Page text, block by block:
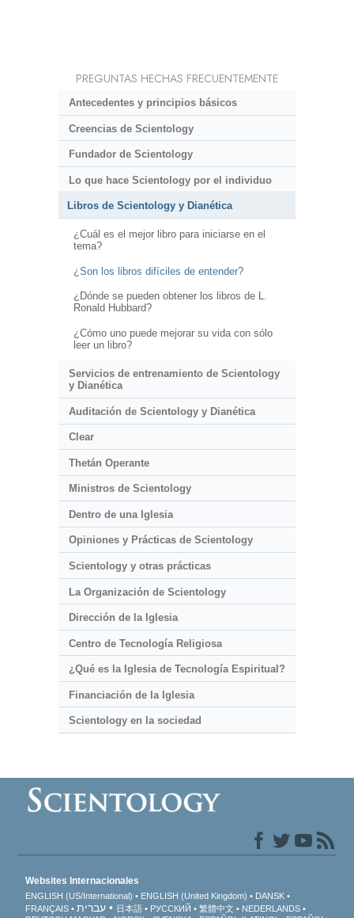
PREGUNTAS HECHAS FRECUENTEMENTE
Antecedentes y principios básicos
Creencias de Scientology
Fundador de Scientology
Lo que hace Scientology por el individuo
Libros de Scientology y Dianética
¿Cuál es el mejor libro para iniciarse en el
tema?
¿Son los libros difíciles de entender?
¿Dónde se pueden obtener los libros de L.
Ronald Hubbard?
¿Cómo uno puede mejorar su vida con sólo
leer un libro?
Servicios de entrenamiento de Scientology
y Dianética
Auditación de Scientology y Dianética
Clear
Thetán Operante
Ministros de Scientology
Dentro de una Iglesia
Opiniones y Prácticas de Scientology
Scientology y otras prácticas
La Organización de Scientology
Dirección de la Iglesia
Centro de Tecnología Religiosa
¿Qué es la Iglesia de Tecnología Espiritual?
Financiación de la Iglesia
Scientology en la sociedad
Websites Internacionales
ENGLISH (US/International) ENGLISH (United Kingdom)
DANSK
FRANÇAIS
עברית 日本語 РУССКИЙ 繁體中文
NEDERLANDS